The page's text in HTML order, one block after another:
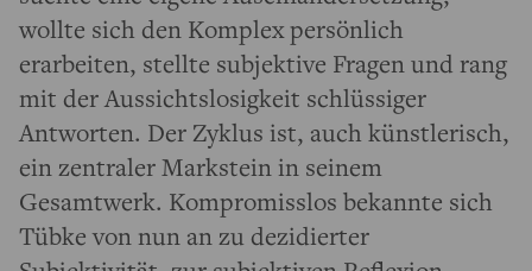
wollte sich den Komplex persönlich
erarbeiten, stellte subjektive Fragen und rang
mit der Aussichtslosigkeit schlüssiger
Antworten. Der Zyklus ist, auch künstlerisch,
ein zentraler Markstein in seinem
Gesamtwerk. Kompromisslos bekannte sich
Tübke von nun an zu dezidierter